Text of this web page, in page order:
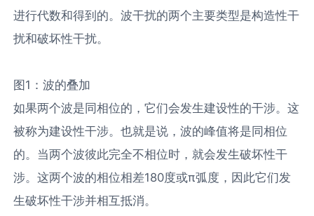
进行代数和得到的。波干扰的两个主要类型是构造性干
扰和破坏性干扰。
图1：波的叠加
如果两个波是同相位的，它们会发生建设性的干涉。这
被称为建设性干涉。也就是说，波的峰值将是同相位
的。当两个波彼此完全不相位时，就会发生破坏性干
涉。这两个波的相位相差180度或π弧度，因此它们发
生破坏性干涉并相互抵消。